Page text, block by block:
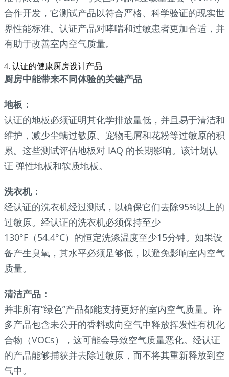
合作开发，它测试产品以符合严格、科学验证的现实世
界性能标准。认证产品对哮喘和过敏患者更加合适，并
有助于改善室内空气质量。
4. 认证的健康厨房设计产品
厨房中能带来不同体验的关键产品
地板：
认证的地板必须证明其化学排放量低，并且易于清洁和
维护，减少尘螨过敏原、宠物毛屑和花粉等过敏原的积
累。这些测试评估地板对 IAQ 的长期影响。该计划认
证 弹性地板和软质地板。
洗衣机：
经认证的洗衣机经过测试，以确保它们去除95%以上的
过敏原。经认证的洗衣机必须保持至少
130°F（54.4°C）的恒定洗涤温度至少15分钟。如果设
备产生臭氧，其水平必须足够低，以避免影响室内空气
质量。
清洁产品：
并非所有“绿色”产品都能支持更好的室内空气质量。许
多产品包含未公开的香料或向空气中释放挥发性有机化
合物（VOCs），这可能会导致空气质量恶化。经认证
的产品能够捕获并去除过敏原，而不将其重新释放到空
气中。